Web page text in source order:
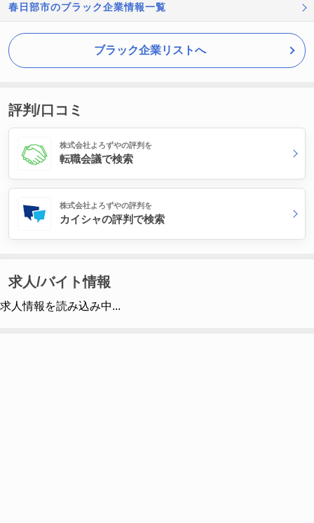
春日部市のブラック企業情報一覧
ブラック企業リストへ
評判/口コミ
株式会社よろずやの評判を
転職会議で検索
株式会社よろずやの評判を
カイシャの評判で検索
求人/バイト情報
求人情報を読み込み中...